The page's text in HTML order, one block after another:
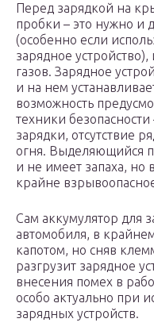
Перед зарядкой на
пробки – это нужно и
(особенно если
зарядное
газов. Зарядное
и на нем
возможность
техники
зарядки, отсутствие
огня. Выделяющийся
и не имеет запаха, но
крайне
Сам аккумулятор для
автомобиля, в
капотом, но сняв
разгрузит зарядное
внесения помех в
особо актуально при
зарядных устройств.